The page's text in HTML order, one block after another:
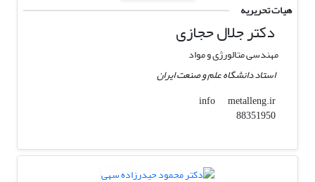
هیات تحریریه
دکتر جلال حجازی
مهندسی متالورژی و مواد
استاد دانشگاه علم و صنعت ایران
info
metalleng.ir
88351950